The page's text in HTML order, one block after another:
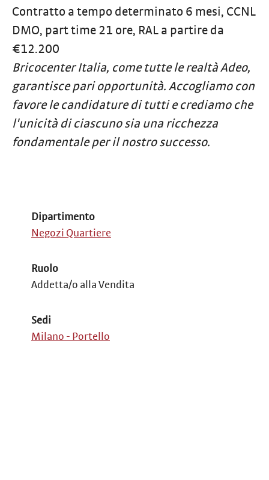
Contratto a tempo determinato 6 mesi, CCNL
DMO, part time 21 ore, RAL a partire da
€12.200
Bricocenter Italia, come tutte le realtà Adeo,
garantisce pari opportunità. Accogliamo con
favore le candidature di tutti e crediamo che
l'unicità di ciascuno sia una ricchezza
fondamentale per il nostro successo.
Dipartimento
Negozi Quartiere
Ruolo
Addetta/o alla Vendita
Sedi
Milano - Portello